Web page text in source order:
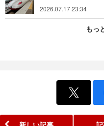
2026.07.17 23:34
もっ